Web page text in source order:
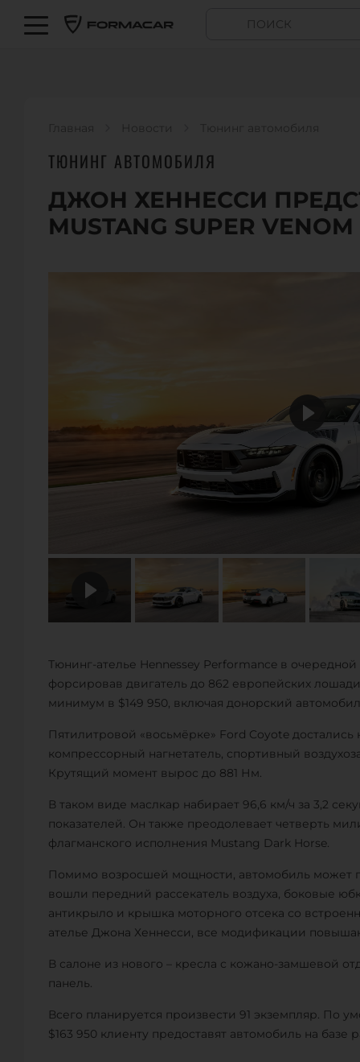
Главная Новости Тюнинг автомобиля
ТЮНИНГ АВТОМОБИЛЯ
ДЖОН ХЕННЕССИ
MUSTANG SUPER VENOM
Тюнинг-ателье Hennessey Performance в
форсировав двигатель до 862 европейских
минимум в $149 950, включая донорский
Пятилитровой «восьмёрке» Ford Coyote
компрессорный нагнетатель, спортивный
Крутящий момент вырос до 881 Нм.
В таком виде маслкар набирает 96,6 км/ч за 3,2
показателей. Он также преодолевает четверть
флагманского исполнения Mustang Dark Horse.
Помимо возросшей мощности, автомобиль может
вошли передний рассекатель воздуха, боковые
антикрыло и крышка моторного отсека со
ателье Джона Хеннесси, все модификации
В салоне из нового – кресла с кожано-замшевой
панель.
Всего планируется произвести 91 экземпляр. По
$163 950 клиенту предоставят автомобиль на базе